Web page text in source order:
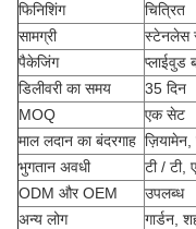
फिनिशिंग
चित्रित
सामग्री
स्टेनलेस
पैकेजिंग
प्लाईवुड
डिलीवरी का समय
35 दिन
MOQ
एक सेट
माल लदान का बंदरगाह ज़ियामेन,
भुगतान अवधी
टी / टी,
ODM और OEM
उपलब्ध
अन्य लोग
गार्डन,